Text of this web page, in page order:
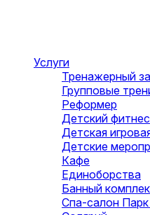
Услуги
Тренажерный
Групповые
Реформер
Детский фитнес
Детская
Детские
Кафе
Единоборства
Банный
Спа-салон